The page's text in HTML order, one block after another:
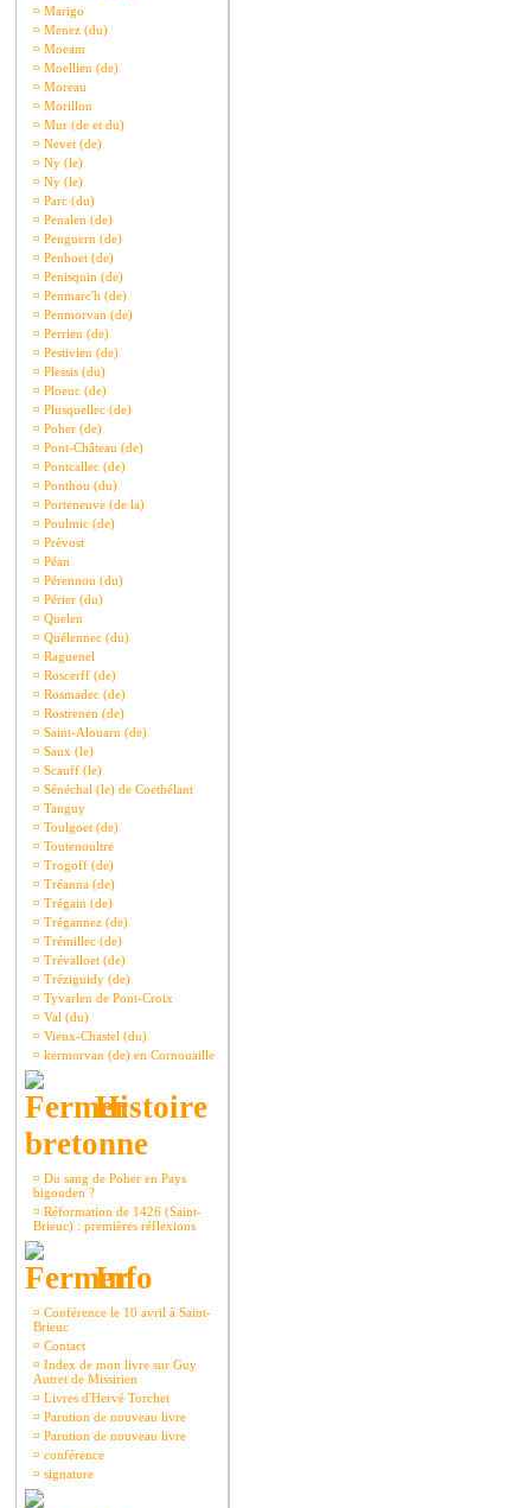
¤ Marigo
¤ Menez (du)
¤ Moeam
¤ Moellien (de)
¤ Moreau
¤ Morillon
¤ Mur (de et du)
¤ Nevet (de)
¤ Ny (le)
¤ Ny (le)
¤ Parc (du)
¤ Penalen (de)
¤ Penguern (de)
¤ Penhoet (de)
¤ Penisquin (de)
¤ Penmarc'h (de)
¤ Penmorvan (de)
¤ Perrien (de)
¤ Pestivien (de)
¤ Plessis (du)
¤ Ploeuc (de)
¤ Plusquellec (de)
¤ Poher (de)
¤ Pont-Château (de)
¤ Pontcallec (de)
¤ Ponthou (du)
¤ Porteneuve (de la)
¤ Poulmic (de)
¤ Prévost
¤ Péan
¤ Pérennou (du)
¤ Périer (du)
¤ Quelen
¤ Quélennec (du)
¤ Raguenel
¤ Roscerff (de)
¤ Rosmadec (de)
¤ Rostrenen (de)
¤ Saint-Alouarn (de)
¤ Saux (le)
¤ Scauff (le)
¤ Sénéchal (le) de Coethélant
¤ Tanguy
¤ Toulgoet (de)
¤ Toutenoultre
¤ Trogoff (de)
¤ Tréanna (de)
¤ Trégain (de)
¤ Trégannez (de)
¤ Trémillec (de)
¤ Trévalloet (de)
¤ Tréziguidy (de)
¤ Tyvarlen de Pont-Croix
¤ Val (du)
¤ Vieux-Chastel (du)
¤ kermorvan (de) en Cornouaille
Histoire
bretonne
¤ Du sang de Poher en Pays
bigouden ?
¤ Réformation de 1426 (Saint-
Brieuc) : premières réflexions
Info
¤ Conférence le 10 avril à Saint-
Brieuc
¤ Contact
¤ Index de mon livre sur Guy
Autret de Missirien
¤ Livres d'Hervé Torchet
¤ Parution de nouveau livre
¤ Parution de nouveau livre
¤ conférence
¤ signature